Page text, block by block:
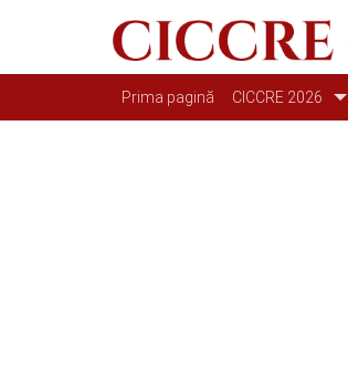
Main navigation
Prima pagină CICCRE 2026